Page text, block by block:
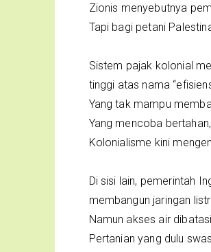
Zionis menyebutnya
Tapi bagi petani
Sistem pajak kolonial
tinggi atas nama
Yang tak mampu
Yang mencoba
Kolonialisme kini
Di sisi lain, pemerintah
membangun jaringan
Namun akses air
Pertanian yang dulu